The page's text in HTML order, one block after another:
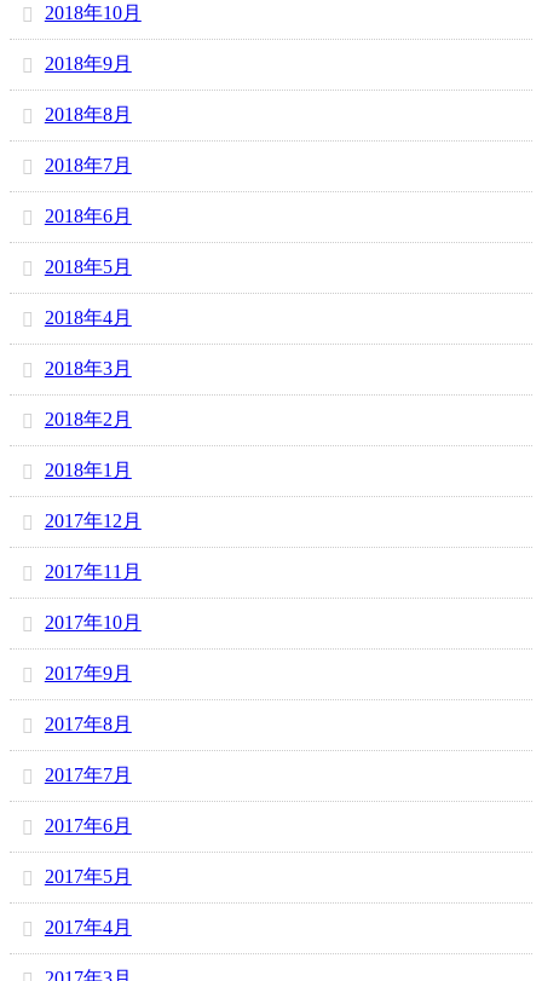
2018年10月
2018年9月
2018年8月
2018年7月
2018年6月
2018年5月
2018年4月
2018年3月
2018年2月
2018年1月
2017年12月
2017年11月
2017年10月
2017年9月
2017年8月
2017年7月
2017年6月
2017年5月
2017年4月